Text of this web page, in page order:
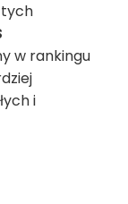
tych
w rankingu
i